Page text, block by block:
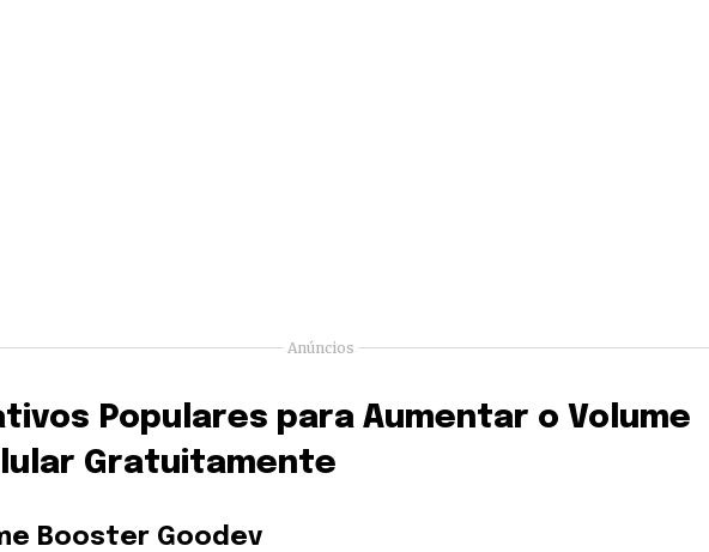
Anúncios
Populares para Aumentar o Volume
Gratuitamente
Booster Goodev